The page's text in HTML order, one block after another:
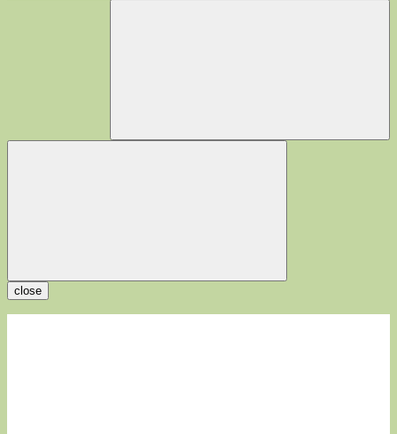
close